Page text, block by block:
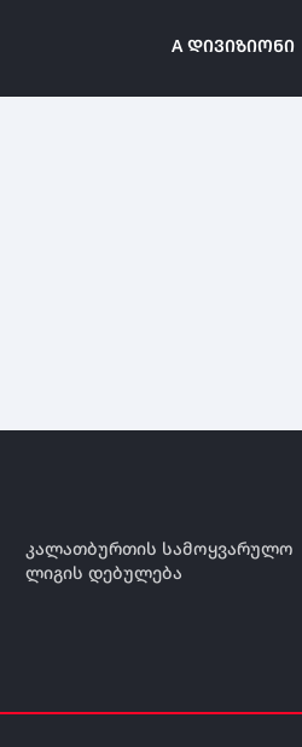
A ᲓᲘᲕᲘᲖᲘᲝᲜᲘ
კალათბურთის სამოყვარულო
ლიგის დებულება